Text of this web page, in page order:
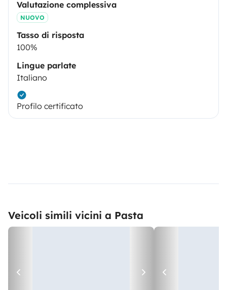
Valutazione complessiva
NUOVO
Tasso di risposta
100%
Lingue parlate
Italiano
Profilo certificato
Veicoli simili vicini a Pasta